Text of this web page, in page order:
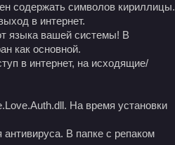
содержать символов кириллицы.
в интернет.
языка вашей системы! В
как основной.
в интернет, на исходящие/
На время установки
антивируса. В папке с репаком